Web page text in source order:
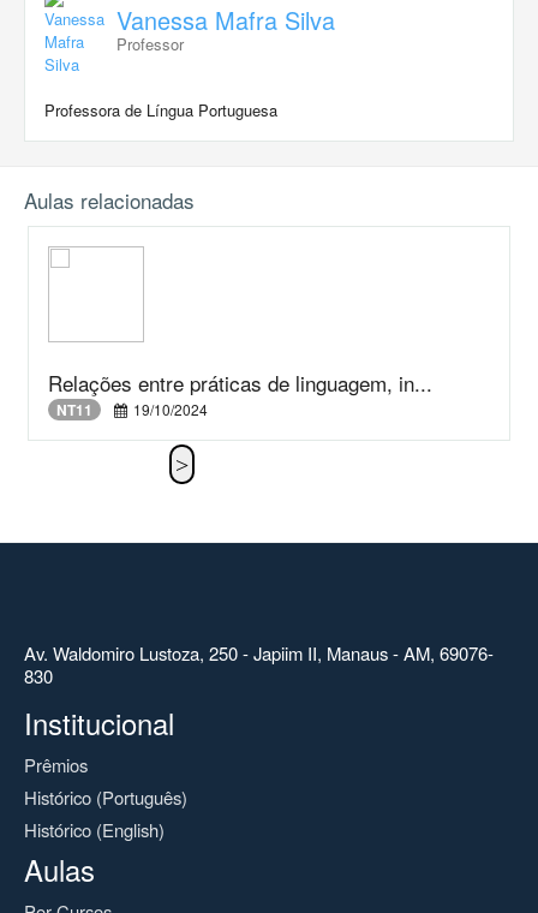
Vanessa Mafra Silva
Professor
Professora de Língua Portuguesa
Aulas relacionadas
Relações entre práticas de linguagem, in...
NT11 19/10/2024
Av. Waldomiro Lustoza, 250 - Japiim II, Manaus - AM, 69076-
830
Institucional
Prêmios
Histórico (Português)
Histórico (English)
Aulas